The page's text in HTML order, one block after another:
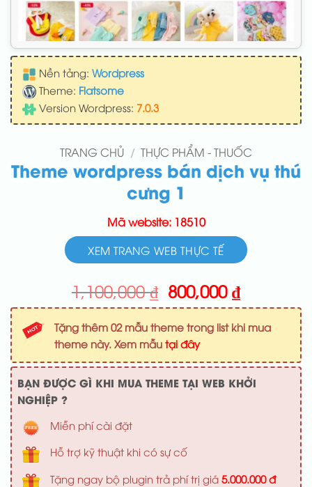
Nền tảng: Wordpress
Theme: Flatsome
Version Wordpress: 7.0.3
TRANG CHỦ / THỰC PHẨM - THUỐC
Theme wordpress bán dịch vụ thú
cưng 1
Mã website: 18510
XEM TRANG WEB THỰC TẾ
1,100,000₫ Giá
gốc
là:
1,100,000 ₫.
800,000₫Giá
hiện
tại
800,000
Tặng thêm 02 mẫu theme trong list khi mua
theme này. Xem mẫu tại đây
BẠN ĐƯỢC GÌ KHI MUA THEME TẠI WEB KHỞI
NGHIỆP ?
Miễn phí cài đặt
Hỗ trợ kỹ thuật khi có sự cố
Tặng ngay bộ plugin trả phí trị giá 5.000.000 đ